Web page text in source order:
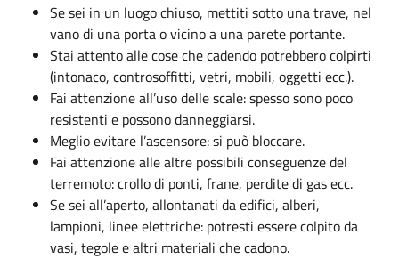
Se sei in un luogo chiuso, mettiti sotto una trave, nel
vano di una porta o vicino a una parete portante.
Stai attento alle cose che cadendo potrebbero colpirti
(intonaco, controsoffitti, vetri, mobili, oggetti ecc.).
Fai attenzione all’uso delle scale: spesso sono poco
resistenti e possono danneggiarsi.
Meglio evitare l’ascensore: si può bloccare.
Fai attenzione alle altre possibili conseguenze del
terremoto: crollo di ponti, frane, perdite di gas ecc.
Se sei all’aperto, allontanati da edifici, alberi,
lampioni, linee elettriche: potresti essere colpito da
vasi, tegole e altri materiali che cadono.